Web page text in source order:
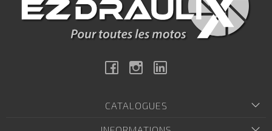
FacebookInstagram
CATALOGUES